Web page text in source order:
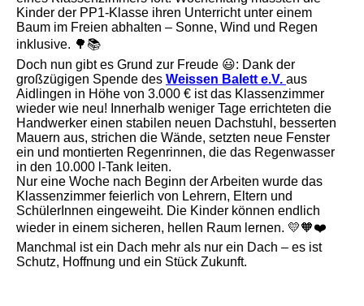
Kinder der PP1-Klasse ihren Unterricht unter einem
Baum im Freien abhalten – Sonne, Wind und Regen
inklusive. 🌳📚
Doch nun gibt es Grund zur Freude 😃: Dank der
großzügigen Spende des Weissen Balett e.V. aus
Aidlingen in Höhe von 3.000 € ist das Klassenzimmer
wieder wie neu! Innerhalb weniger Tage errichteten die
Handwerker einen stabilen neuen Dachstuhl, besserten
Mauern aus, strichen die Wände, setzten neue Fenster
ein und montierten Regenrinnen, die das Regenwasser
in den 10.000 l-Tank leiten.
Nur eine Woche nach Beginn der Arbeiten wurde das
Klassenzimmer feierlich von Lehrern, Eltern und
SchülerInnen eingeweiht. Die Kinder können endlich
wieder in einem sicheren, hellen Raum lernen. 💛🧡❤️
Manchmal ist ein Dach mehr als nur ein Dach – es ist
Schutz, Hoffnung und ein Stück Zukunft.